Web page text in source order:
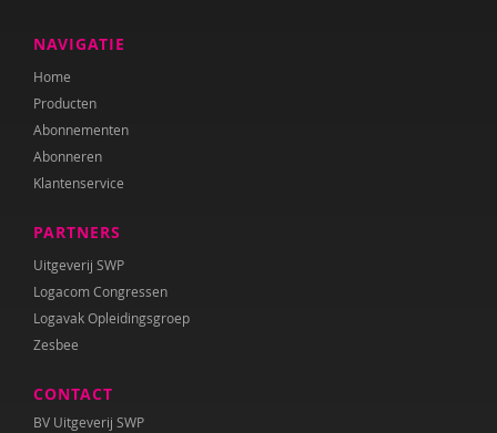
Simon Hay
Inne Hemeryck
Frank van den Heuvel
IJsbrand Jepma
Eva Kalis
Annelies Kassenberg
NAVIGATIE
Home
Producten
Abonnementen
Abonneren
Klantenservice
PARTNERS
Uitgeverij SWP
Logacom Congressen
Logavak Opleidingsgroep
Zesbee
CONTACT
BV Uitgeverij SWP